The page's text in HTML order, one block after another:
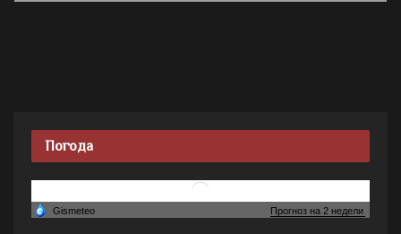
Погода